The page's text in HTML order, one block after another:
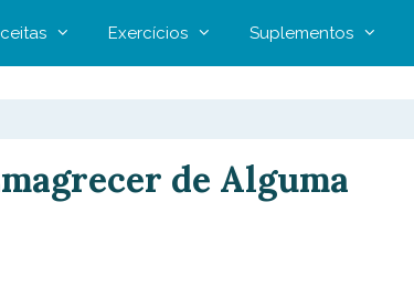
Exercícios Suplementos
de Alguma